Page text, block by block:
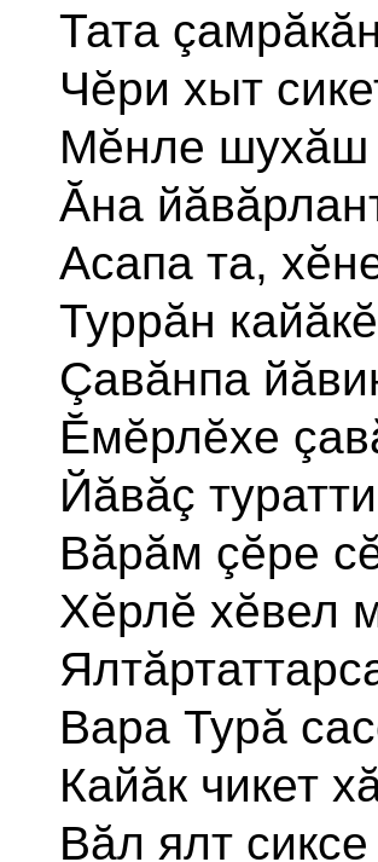
Тата
Чĕри хыт
Мĕнле шухăш
Ăна
Асапа та,
Туррăн
Çавăнпа
Ĕмĕрлĕхе
Йăвăç
Вăрăм çĕре
Хĕрлĕ хĕвел
Вара Турă
Кайăк чикет
Вăл ялт